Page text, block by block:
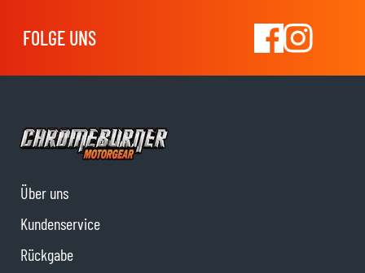
FOLGE UNS
Über uns
Kundenservice
Rückgabe